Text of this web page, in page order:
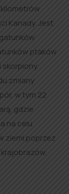
Kanady. Jest
ptaków
skorpiony.
zmiany
w tym 22
gdzie
na celu
ziemi poprzez